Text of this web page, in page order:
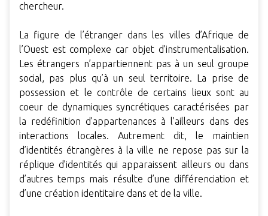
chercheur.
La figure de l’étranger dans les villes d’Afrique de
l’Ouest est complexe car objet d’instrumentalisation.
Les étrangers n’appartiennent pas à un seul groupe
social, pas plus qu’à un seul territoire. La prise de
possession et le contrôle de certains lieux sont au
coeur de dynamiques syncrétiques caractérisées par
la redéfinition d’appartenances à l’ailleurs dans des
interactions locales. Autrement dit, le maintien
d’identités étrangères à la ville ne repose pas sur la
réplique d’identités qui apparaissent ailleurs ou dans
d’autres temps mais résulte d’une différenciation et
d’une création identitaire dans et de la ville.